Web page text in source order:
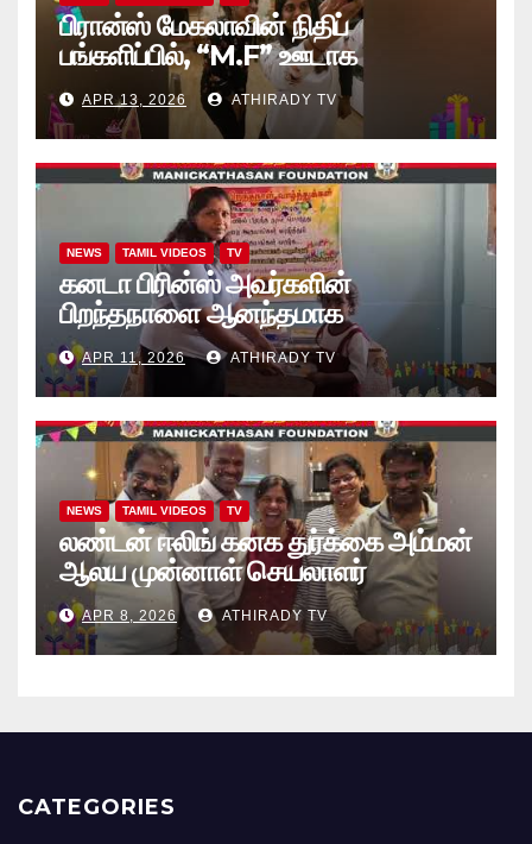
பிரான்ஸ் மேகலாவின் நிதிப்
பங்களிப்பில், “M.F” ஊடாக
“கற்றலுக்கான அப்பியாசக்
கொப்பிகள்” வழங்கல் வீடியோ
APR 13, 2026 ATHIRADY TV
NEWS TAMIL VIDEOS TV
கனடா பிரின்ஸ் அவர்களின்
பிறந்தநாளை ஆனந்தமாக
கொண்டாடினார்கள் தாயக உறவுகள்..
(வீடியோ)
APR 11, 2026 ATHIRADY TV
NEWS TAMIL VIDEOS TV
லண்டன் ஈலிங் கனக துர்க்கை அம்மன்
ஆலய முன்னாள் செயலாளர்
புங்குடுதீவு கண்ணன் பிறந்தநாள்
நிகழ்வு
APR 8, 2026 ATHIRADY TV
CATEGORIES